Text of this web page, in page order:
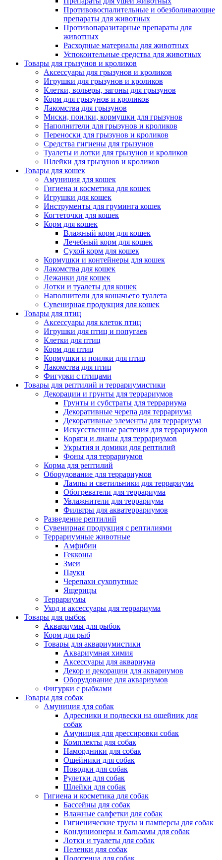
Противовоспалительные и обезболивающие
препараты для животных
Противопаразитарные препараты для
животных
Расходные материалы для животных
Успокоительные средства для животных
Товары для грызунов и кроликов
Аксессуары для грызунов и кроликов
Игрушки для грызунов и кроликов
Клетки, вольеры, загоны для грызунов
Корм для грызунов и кроликов
Лакомства для грызунов
Миски, поилки, кормушки для грызунов
Наполнители для грызунов и кроликов
Переноски для грызунов и кроликов
Средства гигиены для грызунов
Туалеты и лотки для грызунов и кроликов
Шлейки для грызунов и кроликов
Товары для кошек
Амуниция для кошек
Гигиена и косметика для кошек
Игрушки для кошек
Инструменты для груминга кошек
Когтеточки для кошек
Корм для кошек
Влажный корм для кошек
Лечебный корм для кошек
Сухой корм для кошек
Кормушки и контейнеры для кошек
Лакомства для кошек
Лежанки для кошек
Лотки и туалеты для кошек
Наполнители для кошачьего туалета
Сувенирная продукция для кошек
Товары для птиц
Аксессуары для клеток птиц
Игрушки для птиц и попугаев
Клетки для птиц
Корм для птиц
Кормушки и поилки для птиц
Лакомства для птиц
Фигурки с птицами
Товары для рептилий и террариумистики
Декорации и грунты для террариумов
Грунты и субстраты для террариума
Декоративные черепа для террариума
Декоративные элементы для террариума
Искусственные растения для террариумов
Коряги и лианы для террариумов
Укрытия и домики для рептилий
Фоны для террариумов
Корма для рептилий
Оборудование для террариумов
Лампы и светильники для террариума
Обогреватели для террариума
Увлажнители для террариума
Фильтры для акватеррариумов
Разведение рептилий
Сувенирная продукция с рептилиями
Террариумные животные
Амфибии
Гекконы
Змеи
Пауки
Черепахи сухопутные
Ящерицы
Террариумы
Уход и аксессуары для террариума
Товары для рыбок
Аквариумы для рыбок
Корм для рыб
Товары для аквариумистики
Аквариумная химия
Аксессуары для аквариума
Декор и декорации для аквариумов
Оборудование для аквариумов
Фигурки с рыбками
Товары для собак
Амуниция для собак
Адресники и подвески на ошейник для
собак
Амуниция для дрессировки собак
Комплекты для собак
Намордники для собак
Ошейники для собак
Поводки для собак
Рулетки для собак
Шлейки для собак
Гигиена и косметика для собак
Бассейны для собак
Влажные салфетки для собак
Гигиенические трусы и памперсы для собак
Кондиционеры и бальзамы для собак
Лотки и туалеты для собак
Пеленки для собак
Полотенца для собак